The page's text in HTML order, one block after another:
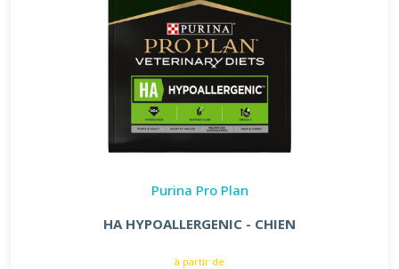
Purina Pro Plan
HA HYPOALLERGENIC - CHIEN
à partir de